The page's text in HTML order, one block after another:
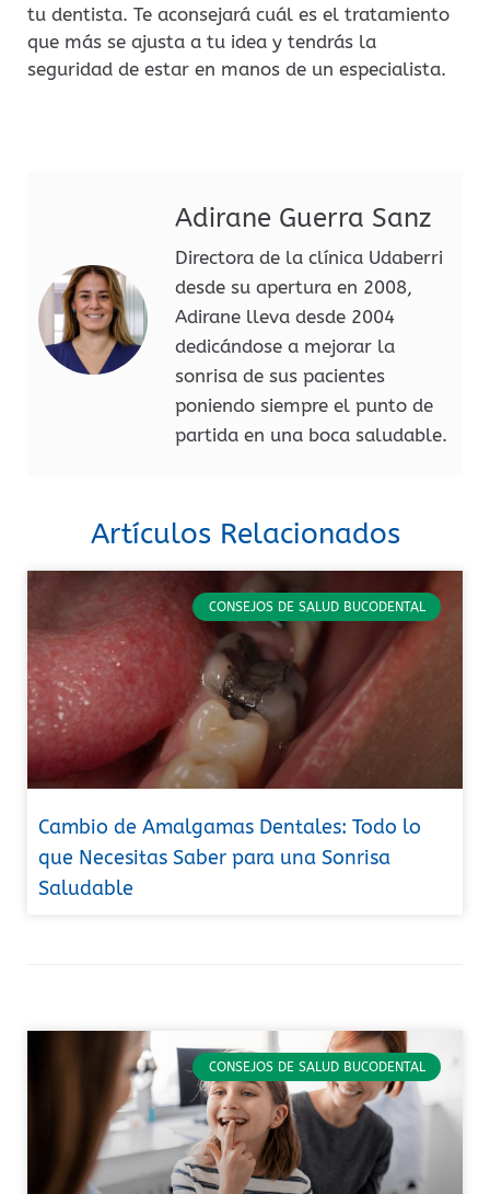
tu dentista. Te aconsejará cuál es el tratamiento
que más se ajusta a tu idea y tendrás la
seguridad de estar en manos de un especialista.
Adirane Guerra Sanz
Directora de la clínica Udaberri
desde su apertura en 2008,
Adirane lleva desde 2004
dedicándose a mejorar la
sonrisa de sus pacientes
poniendo siempre el punto de
partida en una boca saludable.
Artículos Relacionados
CONSEJOS DE SALUD BUCODENTAL
Cambio de Amalgamas Dentales: Todo lo
que Necesitas Saber para una Sonrisa
Saludable
CONSEJOS DE SALUD BUCODENTAL